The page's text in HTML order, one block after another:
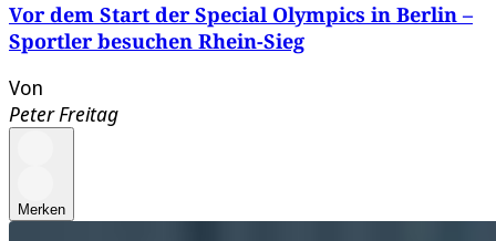
Vor dem Start der Special Olympics in Berlin –
Sportler besuchen Rhein-Sieg
Von
Peter Freitag
Merken